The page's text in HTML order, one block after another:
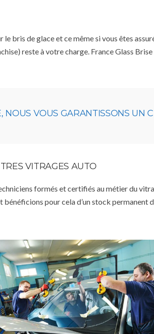
bris de glace et ce même si vous êtes
reste à votre charge. France Glass
NOUS VOUS GARANTISSONS UN
VITRAGES AUTO
formés et certifiés au métier du
pour cela d’un stock permanent